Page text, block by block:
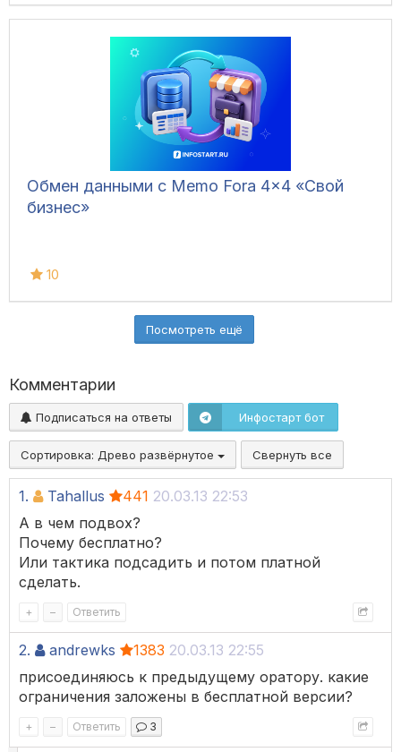
Обмен данными с Memo Fora 4x4 «Свой
бизнес»
10
Посмотреть ещё
Комментарии
Подписаться на ответы Инфостарт бот
Сортировка: Древо развёрнутое Свернуть все
1. Tahallus 441 20.03.13 22:53
А в чем подвох?
Почему бесплатно?
Или тактика подсадить и потом платной
сделать.
+ – Ответить
2. andrewks 1383 20.03.13 22:55
присоединяюсь к предыдущему оратору. какие
ограничения заложены в бесплатной версии?
+ – Ответить 3